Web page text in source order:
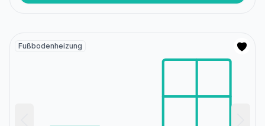
Fußbodenheizung